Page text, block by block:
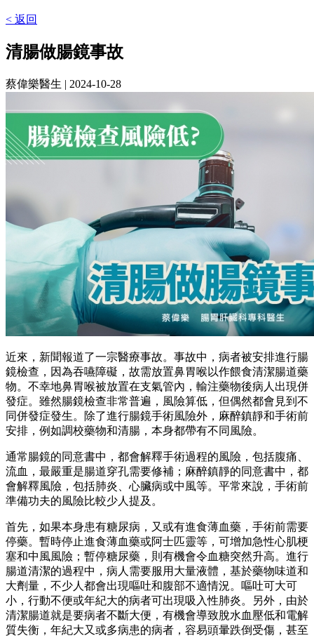
< 返回
清腸做腸鏡事故
蔡偉樂醫生 | 2024-10-28
近來，新聞報道了一宗醫療事故。事故中，病者被安排進行腸
鏡檢查，因為吞嚥障礙，故需放置鼻胃喉以作餵食清潔腸道藥
物。不幸地鼻胃喉被放置在支氣管內，輸注藥物後病人出現併
發症。雖然腸鏡檢查非常普遍，風險算低，但偶然都會見到不
同併發症發生。除了進行腸鏡手術風險外，麻醉鎮靜和手術前
安排，例如調校藥物和清腸，本身都帶有不同風險。
通常腸鏡的同意書中，都會解釋手術過程的風險，包括腹痛、
流血，最嚴重是腸道穿孔需要修補；麻醉鎮靜的同意書中，都
會解釋風險，包括肺炎、心臟病或中風等。平常來說，手術前
準備功夫的風險比較少人提及。
首先，如果本身患有糖尿病，又或有進食薄血藥，手術前需要
停藥。暫時停止進食薄血藥或阿士匹靈等，可增加急性心肌梗
塞和中風風險；暫停糖尿藥，則有機會令血糖突然升高。進行
腸道清潔的過程中，病人需要服用大量液體，基於藥物味道和
大劑量，不少人都會出現嘔吐和腹部不適情況。嘔吐可大可
小，行動不便或年紀大的病者可出現吸入性肺炎。另外，由於
清潔腸道就是要病者不斷大便，有機會導致脫水血壓低和電解
質失衡，年紀大又或多病患的病者，容易頭暈跌倒受傷，甚至